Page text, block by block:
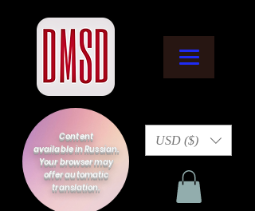
Content
available in Russian.
Your browser may
offer automatic
translation.
USD ($)